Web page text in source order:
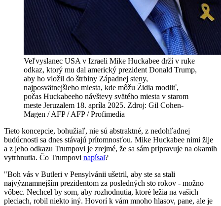
Veľvyslanec USA v Izraeli Mike Huckabee drží v ruke
odkaz, ktorý mu dal americký prezident Donald Trump,
aby ho vložil do štrbiny Západnej steny,
najposvätnejšieho miesta, kde môžu Židia modliť,
počas Huckabeeho návštevy svätého miesta v starom
meste Jeruzalem 18. apríla 2025. Zdroj: Gil Cohen-
Magen / AFP / AFP / Profimedia
Tieto koncepcie, bohužiaľ, nie sú abstraktné, z nedohľadnej
budúcnosti sa dnes stávajú prítomnosťou. Mike Huckabee nimi žije
a z jeho odkazu Trumpovi je zrejmé, že sa sám pripravuje na okamih
vytrhnutia. Čo Trumpovi napísal?
"Boh vás v Butleri v Pensylvánii ušetril, aby ste sa stali
najvýznamnejším prezidentom za posledných sto rokov - možno
vôbec. Nechcel by som, aby rozhodnutia, ktoré ležia na vašich
pleciach, robil niekto iný. Hovorí k vám mnoho hlasov, pane, ale je